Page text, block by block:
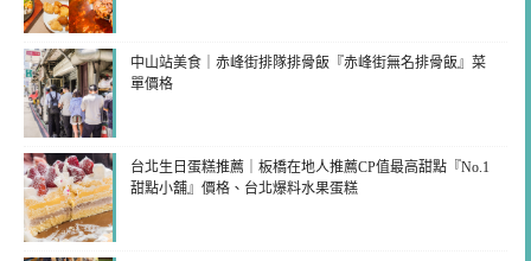
中山站美食｜赤峰街排隊排骨飯『赤峰街無名排骨飯』菜
單價格
台北生日蛋糕推薦｜板橋在地人推薦CP值最高甜點『No.1
甜點小舖』價格、台北爆料水果蛋糕